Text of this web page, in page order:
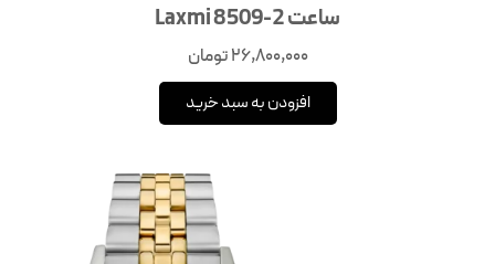
ساعت Laxmi 8509-2
26,800,000تومان
افزودن به سبد خرید